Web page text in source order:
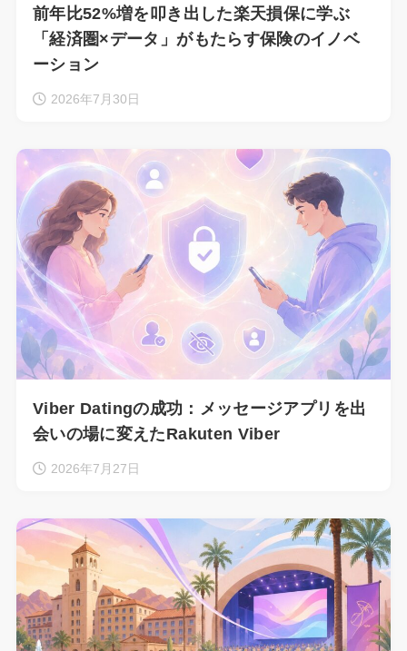
前年比52%増を叩き出した楽天損保に学ぶ
「経済圏×データ」がもたらす保険のイノベ
ーション
2026年7月30日
Viber Datingの成功：メッセージアプリを出
会いの場に変えたRakuten Viber
2026年7月27日